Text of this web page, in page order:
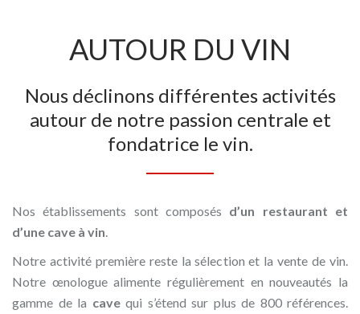
AUTOUR DU VIN
Nous déclinons différentes activités
autour de notre passion centrale et
fondatrice le vin.
Nos établissements sont composés d’un restaurant et
d’une cave à vin.
Notre activité première reste la sélection et la vente de vin.
Notre œnologue alimente régulièrement en nouveautés la
gamme de la cavequi s’étend sur plus de 800 références.